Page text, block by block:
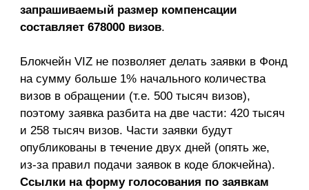
запрашиваемый размер компенсации
составляет 678000 визов.
Блокчейн VIZ не позволяет делать заявки в Фонд
на сумму больше 1% начального количества
визов в обращении (т.е. 500 тысяч визов),
поэтому заявка разбита на две части: 420 тысяч
и 258 тысяч визов. Части заявки будут
опубликованы в течение двух дней (опять же,
из-за правил подачи заявок в коде блокчейна).
Ссылки на форму голосования по заявкам